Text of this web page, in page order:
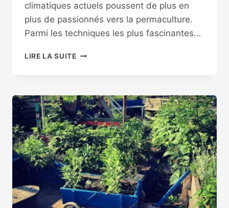
climatiques actuels poussent de plus en
plus de passionnés vers la permaculture.
Parmi les techniques les plus fascinantes…
LIRE LA SUITE7
UNE
BUTTE
HUGELKULTUR
:
LE
POTAGER
DURABLE